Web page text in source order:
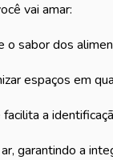
vai amar:
o sabor dos
espaços em
a
garantindo a